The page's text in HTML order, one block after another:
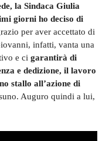
la Sindaca Giulia
giorni ho deciso di
per aver accettato di
infatti, vanta una
e ci garantirà di
e dedizione, il lavoro
stallo all’azione di
Auguro quindi a lui,